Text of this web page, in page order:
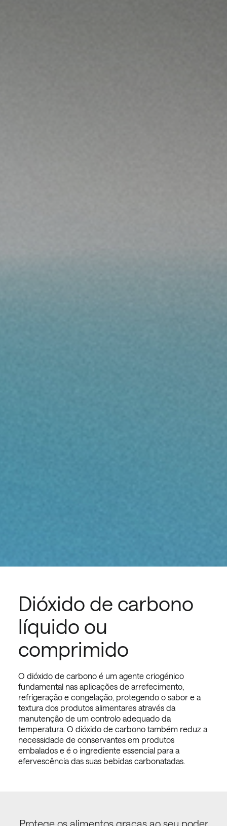
Dióxido de carbono
líquido ou
comprimido
O dióxido de carbono é um agente criogénico
fundamental nas aplicações de arrefecimento,
refrigeração e congelação, protegendo o sabor e a
textura dos produtos alimentares através da
manutenção de um controlo adequado da
temperatura. O dióxido de carbono também reduz a
necessidade de conservantes em produtos
embalados e é o ingrediente essencial para a
efervescência das suas bebidas carbonatadas.
Protege os alimentos graças ao seu poder